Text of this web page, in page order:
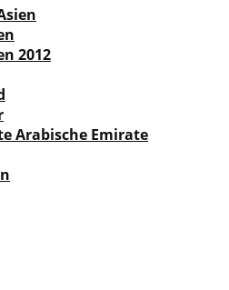
2012
Arabische Emirate